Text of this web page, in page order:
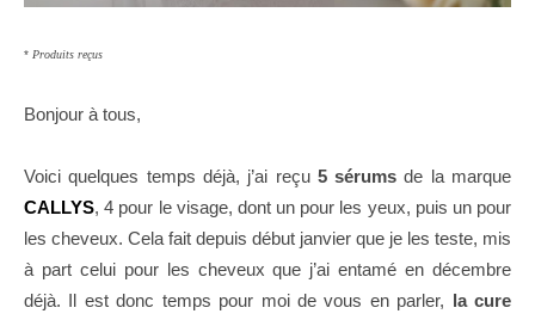
* Produits reçus
Bonjour à tous,
Voici quelques temps déjà, j’ai reçu 5 sérums de la marque
CALLYS, 4 pour le visage, dont un pour les yeux, puis un pour
les cheveux. Cela fait depuis début janvier que je les teste, mis
à part celui pour les cheveux que j’ai entamé en décembre
déjà. Il est donc temps pour moi de vous en parler, la cure